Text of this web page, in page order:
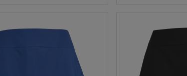
Bewertungen